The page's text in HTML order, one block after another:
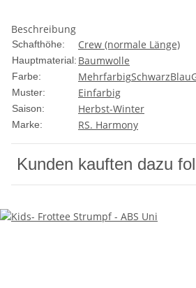
Beschreibung
Schafthöhe: Crew (normale Länge)
Hauptmaterial: Baumwolle
Farbe: MehrfarbigSchwarzBlau
Muster: Einfarbig
Saison: Herbst-Winter
Marke: RS. Harmony
Kunden kauften dazu